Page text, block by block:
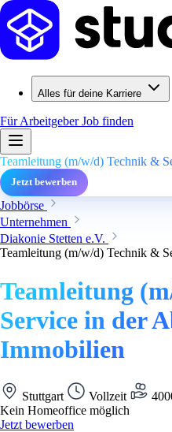
Alles für deine Karriere
Für ArbeitgeberJob finden
Teamleitung (m/w/d) Technik &
Jetzt bewerben
Jobbörse
Unternehmen
Diakonie Stetten e.V.
Teamleitung (m/w/d) Technik &
Teamleitung
Service in der
Immobilien
Stuttgart Vollzeit
Kein Homeoffice möglich
Jetzt bewerben